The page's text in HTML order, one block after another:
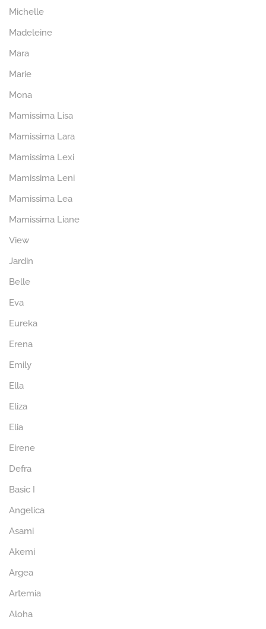
Michelle
Madeleine
Mara
Marie
Mona
Mamissima Lisa
Mamissima Lara
Mamissima Lexi
Mamissima Leni
Mamissima Lea
Mamissima Liane
View
Jardin
Belle
Eva
Eureka
Erena
Emily
Ella
Eliza
Elia
Eirene
Defra
Basic I
Angelica
Asami
Akemi
Argea
Artemia
Aloha